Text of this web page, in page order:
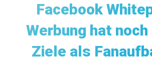
Facebook
Werbung hat noch
Ziele als